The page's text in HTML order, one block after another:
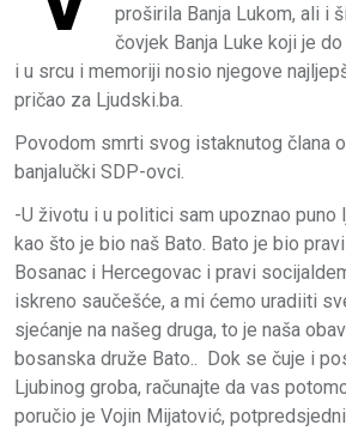
proširila Banja Lukom, ali i
čovjek Banja Luke koji je
i u srcu i memoriji nosio njegove
pričao za Ljudski.ba.
Povodom smrti svog istaknutog člana
banjalučki SDP-ovci.
-U životu i u politici sam upoznao puno
kao što je bio naš Bato. Bato je bio
Bosanac i Hercegovac i pravi
iskreno saučešće, a mi ćemo uradiiti
sjećanje na našeg druga, to je naša
bosanska druže Bato.. Dok se čuje i
Ljubinog groba, računajte da vas
poručio je Vojin Mijatović,